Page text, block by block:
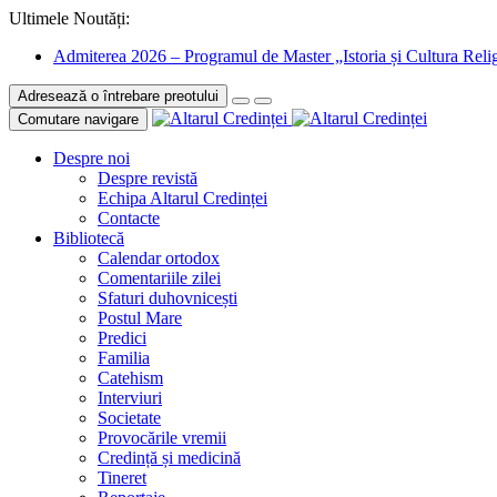
Ultimele Noutăți:
Admiterea 2026 – Programul de Master „Istoria și Cultura
Adresează o întrebare preotului
Comutare navigare
Despre noi
Despre revistă
Echipa Altarul Credinței
Contacte
Bibliotecă
Calendar ortodox
Comentariile zilei
Sfaturi duhovnicești
Postul Mare
Predici
Familia
Catehism
Interviuri
Societate
Provocările vremii
Credință și medicină
Tineret